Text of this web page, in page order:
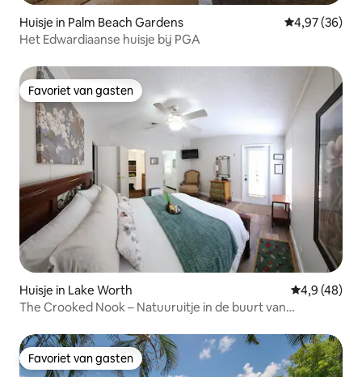
Huisje in Palm Beach Gardens Gemiddelde
4,97 (36)
Het Edwardiaanse huisje bij PGA
Favoriet van gasten
Favoriet van gasten
Huisje in Lake Worth Gemiddelde
4,9 (48)
The Crooked Nook – Natuuruitje in de buurt van
Favoriet van gasten
Favoriet van gasten